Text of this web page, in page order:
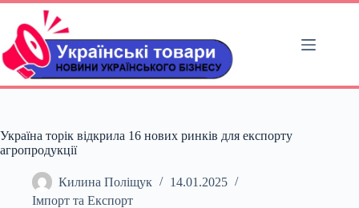
Перейти
вмісту
Україна торік відкрила 16 нових ринків для експорту
агропродукції
Килина Поліщук
14.01.2025
Імпорт та Експорт